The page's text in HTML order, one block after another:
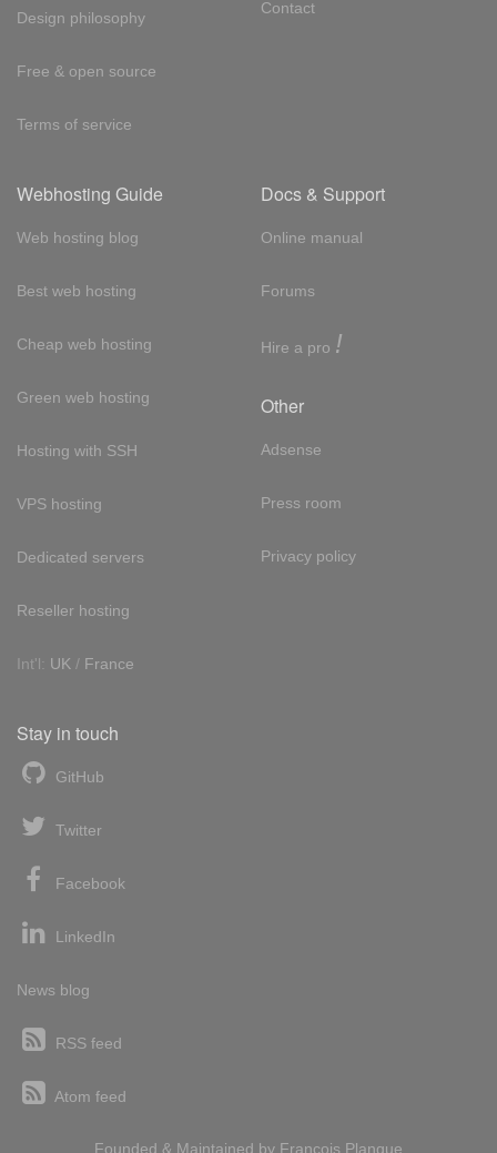
Design philosophy
Free & open source
Terms of service
Contact
Webhosting Guide
Web hosting blog
Best web hosting
Cheap web hosting
Green web hosting
Hosting with SSH
VPS hosting
Dedicated servers
Reseller hosting
Int'l: UK / France
Docs & Support
Online manual
Forums
Hire a pro !
Other
Adsense
Press room
Privacy policy
Stay in touch
GitHub
Twitter
Facebook
LinkedIn
News blog
RSS feed
Atom feed
Founded & Maintained by François Planque